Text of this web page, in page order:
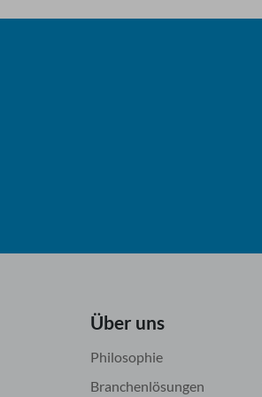
Über uns
Philosophie
Branchenlösungen